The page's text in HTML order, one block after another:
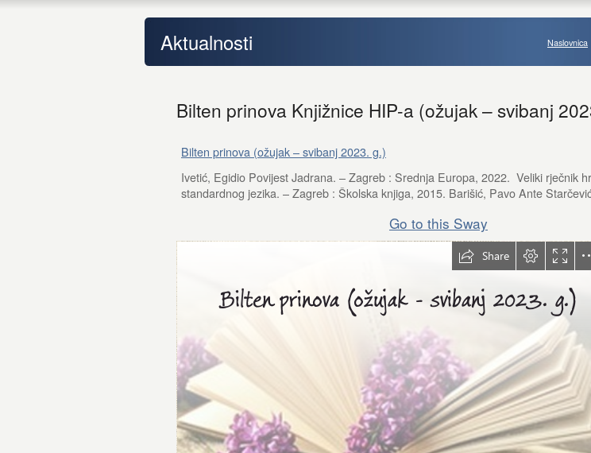
Aktualnosti Naslovnica
Bilten prinova Knjižnice HIP-a (ožujak – svibanj
Bilten prinova (ožujak – svibanj 2023. g.)
Ivetić, Egidio Povijest Jadrana. – Zagreb : Srednja Europa, 2022. Veliki rječnik
standardnog jezika. – Zagreb : Školska knjiga, 2015. Barišić, Pavo Ante
Go to this Sway